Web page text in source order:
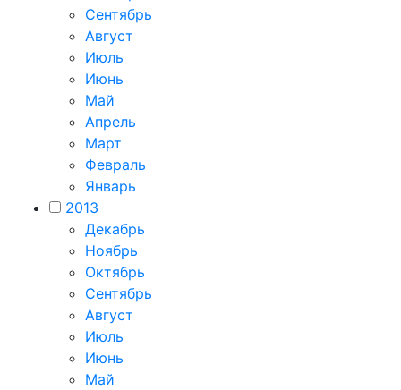
Сентябрь
Август
Июль
Июнь
Май
Апрель
Март
Февраль
Январь
2013
Декабрь
Ноябрь
Октябрь
Сентябрь
Август
Июль
Июнь
Май